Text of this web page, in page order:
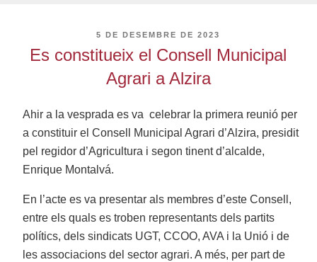
PUBLICAT
5 DE DESEMBRE DE 2023
Es constitueix el Consell Municipal
Agrari a Alzira
Ahir a la vesprada es va celebrar la primera reunió per
a constituir el Consell Municipal Agrari d’Alzira, presidit
pel regidor d’Agricultura i segon tinent d’alcalde,
Enrique Montalvá.
En l’acte es va presentar als membres d’este Consell,
entre els quals es troben representants dels partits
polítics, dels sindicats UGT, CCOO, AVA i la Unió i de
les associacions del sector agrari. A més, per part de